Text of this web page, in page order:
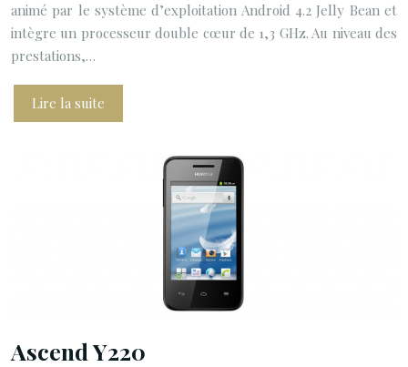
animé par le système d’exploitation Android 4.2 Jelly Bean et
intègre un processeur double cœur de 1,3 GHz. Au niveau des
prestations,…
Lire la suite
Ascend Y220